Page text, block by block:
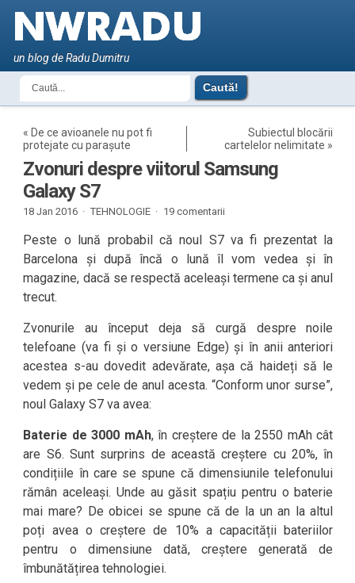
un blog de Radu Dumitru
« De ce avioanele nu pot fi
protejate cu parașute
Subiectul blocării
cartelelor nelimitate »
Zvonuri despre viitorul Samsung
Galaxy S7
18 Jan 2016 · TEHNOLOGIE · 19 comentarii
Peste o lună probabil că noul S7 va fi prezentat la
Barcelona și după încă o lună îl vom vedea și în
magazine, dacă se respectă aceleași termene ca și anul
trecut.
Zvonurile au început deja să curgă despre noile
telefoane (va fi și o versiune Edge) și în anii anteriori
acestea s-au dovedit adevărate, așa că haideți să le
vedem și pe cele de anul acesta. “Conform unor surse”,
noul Galaxy S7 va avea:
Baterie de 3000 mAh, în creștere de la 2550 mAh cât
are S6. Sunt surprins de această creștere cu 20%, în
condițiile în care se spune că dimensiunile telefonului
rămân aceleași. Unde au găsit spațiu pentru o baterie
mai mare? De obicei se spune că de la un an la altul
poți avea o creștere de 10% a capacității bateriilor
pentru o dimensiune dată, creștere generată de
îmbunătățirea tehnologiei.